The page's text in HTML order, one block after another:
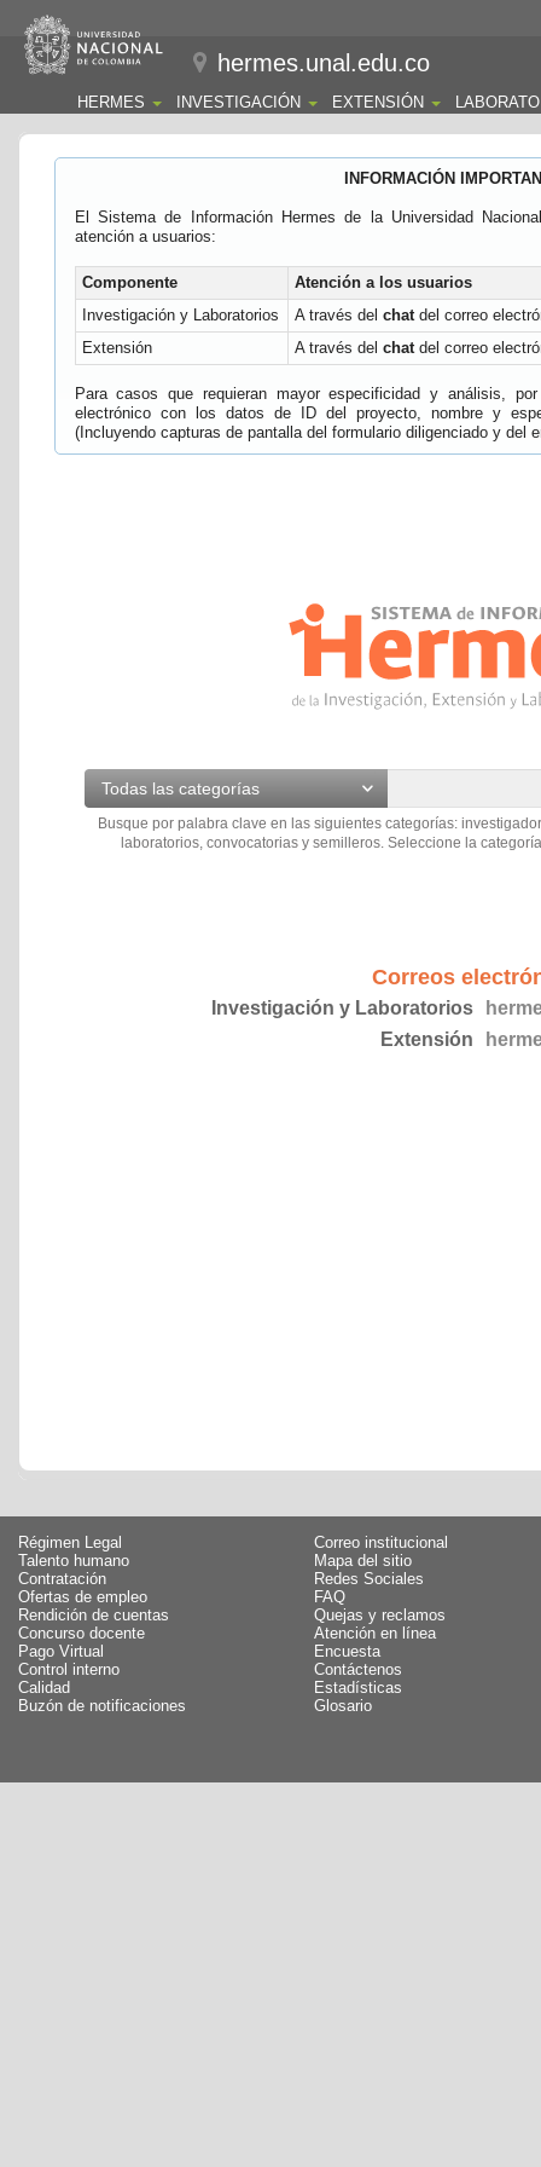
hermes.unal.edu.co
HERMES INVESTIGACIÓN EXTENSIÓN
INFORMACIÓN
El Sistema de Información Hermes de la Universidad
atención a usuarios:
Componente
Atención a los usuarios
Investigación y Laboratorios
A través del chatdel correo
Extensión
A través del chatdel correo
Para casos que requieran mayor especificidad y análisis,
electrónico con los datos de ID del proyecto, nombre y
(Incluyendo capturas de pantalla del formulario diligenciado y del
Todas las categorías
Busque por palabra clave en las siguientes categorías:
laboratorios, convocatorias y semilleros. Seleccione la
Correos
Investigación y Laboratorios
Extensión
Régimen Legal
Talento humano
Contratación
Ofertas de empleo
Rendición de cuentas
Concurso docente
Pago Virtual
Control interno
Calidad
Buzón de notificaciones
Correo institucional
Mapa del sitio
Redes Sociales
FAQ
Quejas y reclamos
Atención en línea
Encuesta
Contáctenos
Estadísticas
Glosario